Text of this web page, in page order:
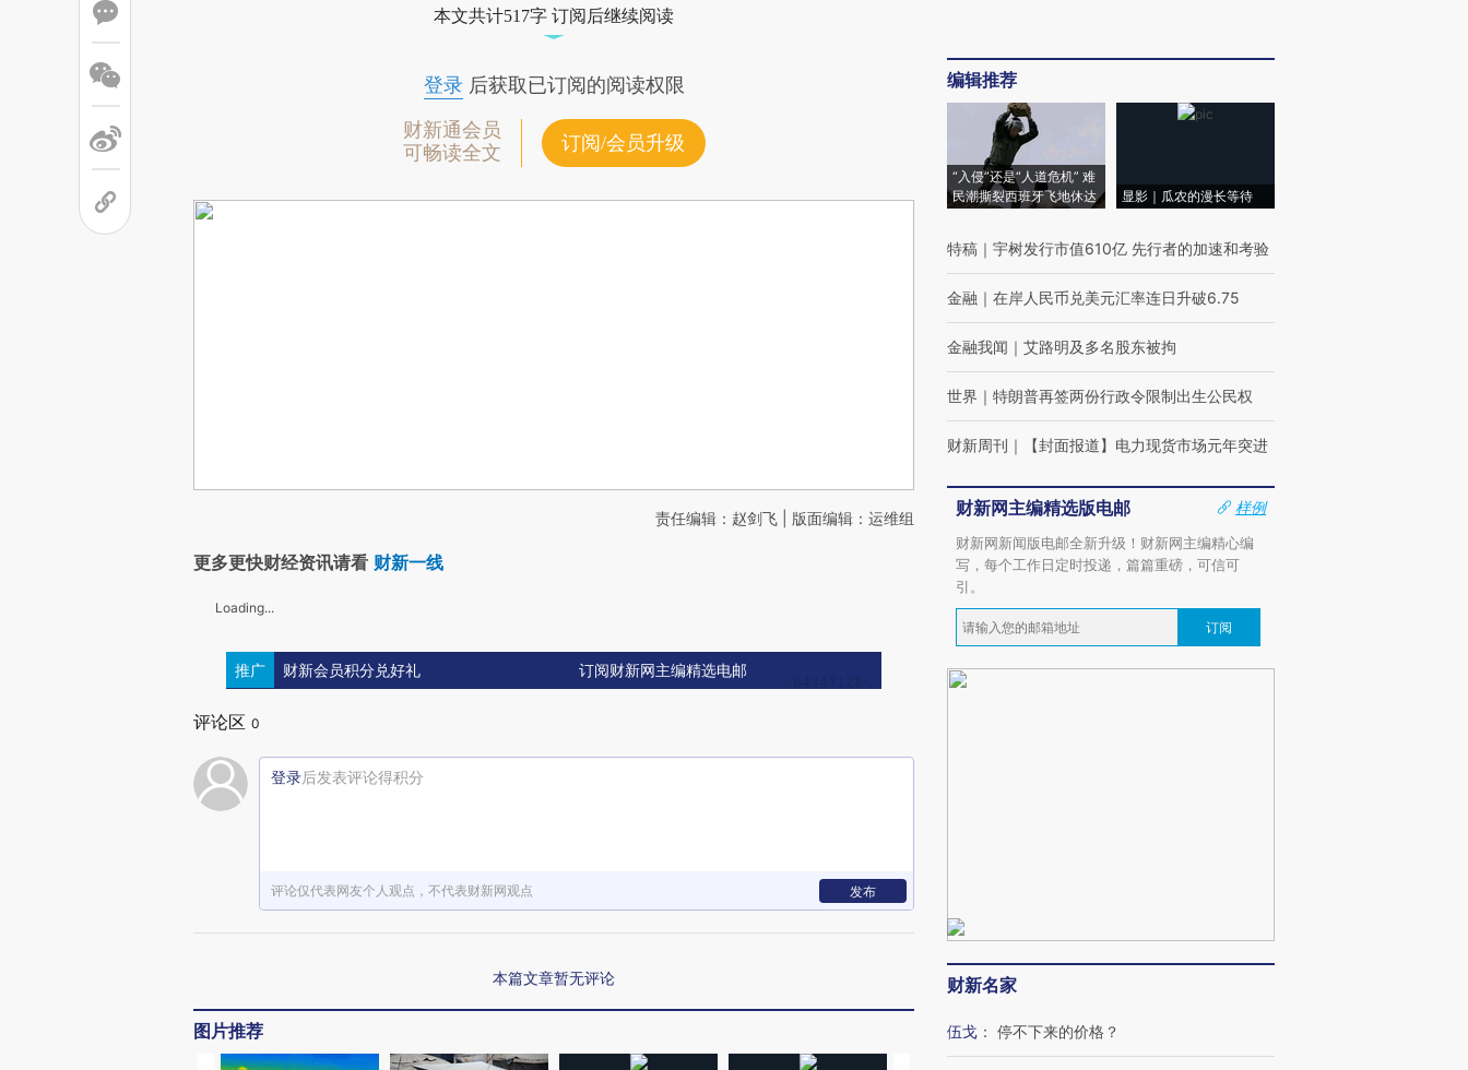
本文共计517字 订阅后继续阅读
登录后获取已订阅的阅读权限
财新通会员
可畅读全文
订阅/会员升级
责任编辑：赵剑飞 | 版面编辑：运维组
更多更快财经资讯请看 财新一线
Loading...
推广 财新会员积分兑好礼 订阅财新网主编精选电邮
评论区 0
登录后发表评论得积分
评论仅代表网友个人观点，不代表财新网观点 发布
本篇文章暂无评论
图片推荐
编辑推荐
“入侵”还是“人道危机” 难
民潮撕裂西班牙飞地休达
显影｜瓜农的漫长等待
特稿 ｜ 宇树发行市值610亿 先行者的加速和考验
金融 ｜ 在岸人民币兑美元汇率连日升破6.75
金融我闻 ｜ 艾路明及多名股东被拘
世界 ｜ 特朗普再签两份行政令限制出生公民权
财新周刊 ｜ 【封面报道】电力现货市场元年突进
财新网主编精选版电邮
样例
财新网新闻版电邮全新升级！财新网主编精心编
写，每个工作日定时投递，篇篇重磅，可信可
引。
订阅
财新名家
伍戈 ： 停不下来的价格？